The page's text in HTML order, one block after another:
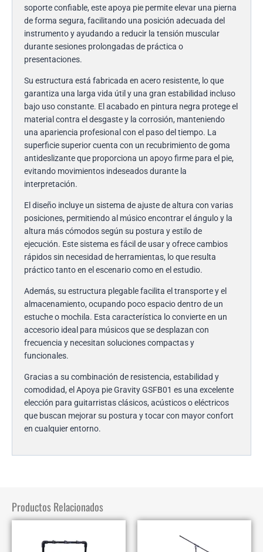
soporte confiable, este apoya pie permite elevar una pierna
de forma segura, facilitando una posición adecuada del
instrumento y ayudando a reducir la tensión muscular
durante sesiones prolongadas de práctica o
presentaciones.
Su estructura está fabricada en acero resistente, lo que
garantiza una larga vida útil y una gran estabilidad incluso
bajo uso constante. El acabado en pintura negra protege el
material contra el desgaste y la corrosión, manteniendo
una apariencia profesional con el paso del tiempo. La
superficie superior cuenta con un recubrimiento de goma
antideslizante que proporciona un apoyo firme para el pie,
evitando movimientos indeseados durante la
interpretación.
El diseño incluye un sistema de ajuste de altura con varias
posiciones, permitiendo al músico encontrar el ángulo y la
altura más cómodos según su postura y estilo de
ejecución. Este sistema es fácil de usar y ofrece cambios
rápidos sin necesidad de herramientas, lo que resulta
práctico tanto en el escenario como en el estudio.
Además, su estructura plegable facilita el transporte y el
almacenamiento, ocupando poco espacio dentro de un
estuche o mochila. Esta característica lo convierte en un
accesorio ideal para músicos que se desplazan con
frecuencia y necesitan soluciones compactas y
funcionales.
Gracias a su combinación de resistencia, estabilidad y
comodidad, el Apoya pie Gravity GSFB01 es una excelente
elección para guitarristas clásicos, acústicos o eléctricos
que buscan mejorar su postura y tocar con mayor confort
en cualquier entorno.
Productos Relacionados